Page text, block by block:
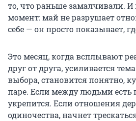
то, что раньше замалчивали.
момент: май не разрушает
себе — он просто показывает,
Это месяц, когда всплывают
друг от друга, усиливается
выбора, становится понятно,
паре. Если между людьми есть
укрепится. Если отношения
одиночества, начнет